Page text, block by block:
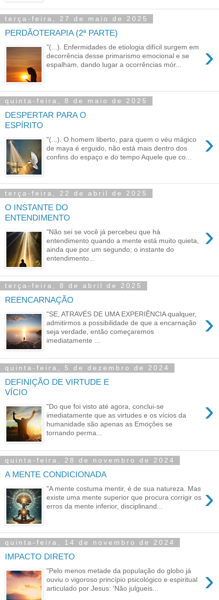
terça-feira, 27 de maio de 2025
PERDÃOTERAPIA (2ª PARTE)
›
"(...). Enfermidades de etiologia difícil surgem em
decorrência desse primarismo emocional e se
espalham, dando lugar a ocorrências mór...
quinta-feira, 8 de maio de 2025
DESPERTAR PARA O
ESPÍRITO
›
"(...). O homem liberto, para quem o véu mágico
de maya é erguido, não está mais dentro dos
confins do espaço e do tempo Aquele que co...
terça-feira, 22 de abril de 2025
O INSTANTE DO
ENTENDIMENTO
›
"Não sei se você já percebeu que há
entendimento quando a mente está muito quieta,
ainda que por um segundo; o instante do
entendimento...
terça-feira, 8 de abril de 2025
REENCARNAÇÃO
›
"SE, ATRAVÉS DE UMA EXPERIÊNCIA qualquer,
admitirmos a possibilidade de que a encarnação
seja verdade, então começaremos
imediatamente ...
quinta-feira, 5 de dezembro de 2024
DEFINIÇÃO DE VIRTUDE E
VÍCIO
›
"Do que foi visto até agora, conclui-se
imediatamente que as virtudes e os vícios da
humanidade são apenas as Emoções se
tornando perma...
quinta-feira, 28 de novembro de 2024
A MENTE CONDICIONADA
›
"A mente costuma mentir, é de sua natureza. Mas
existe uma mente superior que procura corrigir os
erros da mente inferior, disciplinand...
quinta-feira, 14 de novembro de 2024
IMPACTO DIRETO
›
"Pelo menos metade da população do globo já
ouviu o vigoroso princípio psicológico e espiritual
articulado por Jesus: 'Não julgueis...